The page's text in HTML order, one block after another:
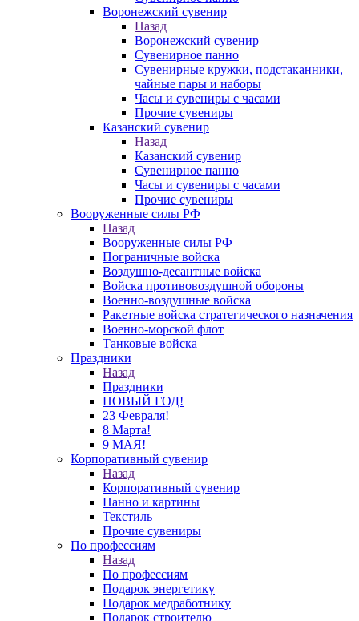
Воронежский сувенир
Назад
Воронежский сувенир
Сувенирное панно
Сувенирные кружки, подстаканники,
чайные пары и наборы
Часы и сувениры с часами
Прочие сувениры
Казанский сувенир
Назад
Казанский сувенир
Сувенирное панно
Часы и сувениры с часами
Прочие сувениры
Вооруженные силы РФ
Назад
Вооруженные силы РФ
Пограничные войска
Воздушно-десантные войска
Войска противовоздушной обороны
Военно-воздушные войска
Ракетные войска стратегического назначения
Военно-морской флот
Танковые войска
Праздники
Назад
Праздники
НОВЫЙ ГОД!
23 Февраля!
8 Марта!
9 МАЯ!
Корпоративный сувенир
Назад
Корпоративный сувенир
Панно и картины
Текстиль
Прочие сувениры
По профессиям
Назад
По профессиям
Подарок энергетику
Подарок медработнику
Подарок строителю